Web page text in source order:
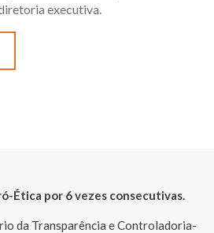
executiva.
Ética por 6 vezes consecutivas.
da Transparência e Controladoria-